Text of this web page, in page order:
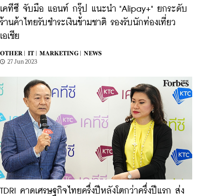
เคทีซี จับมือ แอนท์ กรุ๊ป แนะนำ "Alipay+" ยกระดับ
ร้านค้าไทยรับชำระเงินข้ามชาติ รองรับนักท่องเที่ยว
เอเชีย
OTHER | IT | MARKETING |
NEWS
27 Jun 2023
TDRI คาดเศรษฐกิจไทยครึ่งปีหลังโตกว่าครึ่งปีแรก ส่ง